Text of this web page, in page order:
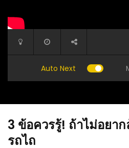
Auto Next
3 ข้อควรรู้! ถ้าไม่อยา
รถไถ